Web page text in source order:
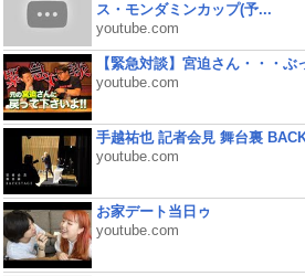
ス・モンダミンカップ(予...
youtube.com
【緊急対談】宮迫さん・・・ぶ
youtube.com
手越祐也 記者会見 舞台裏
youtube.com
お家デート当日ゥ
youtube.com